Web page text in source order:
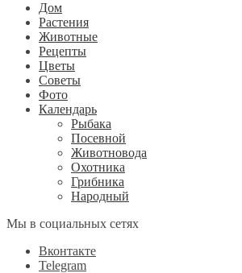
Дом
Растения
Животные
Рецепты
Цветы
Советы
Фото
Календарь
Рыбака
Посевной
Животновода
Охотника
Грибника
Народный
Мы в социальных сетях
Вконтакте
Telegram